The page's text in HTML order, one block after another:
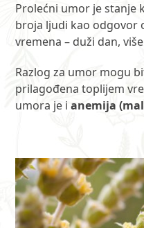
Prolećni umor je stanje
broja ljudi kao odgovor
vremena – duži dan,
Razlog za umor mogu
prilagođena toplijem
umora je ianemija